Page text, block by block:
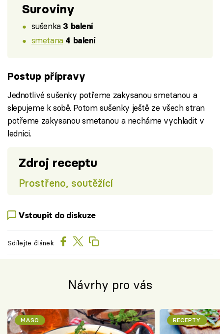
Suroviny
sušenka 3 balení
smetana 4 balení
Postup přípravy
Jednotlivé sušenky potřeme zakysanou smetanou a
slepujeme k sobě. Potom sušenky ještě ze všech stran
potřeme zakysanou smetanou a necháme vychladit v
lednici.
Zdroj receptu
Prostřeno, soutěžící
Vstoupit do diskuze
Sdílejte článek
Návrhy pro vás
MASO RECEPTY